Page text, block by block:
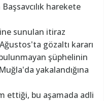
Başsavcılık harekete
sunulan itiraz
gözaltı kararı
şüphelinin
yakalandığına
ettiği, bu aşamada adli